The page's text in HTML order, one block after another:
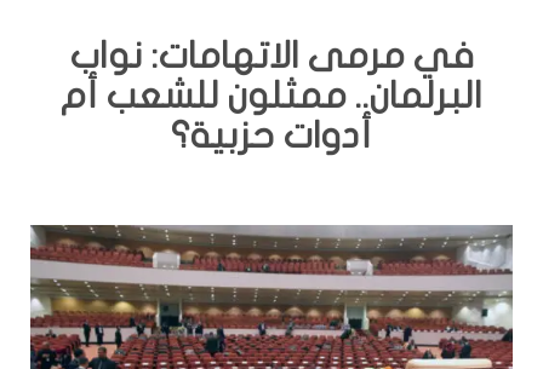
في مرمى الاتهامات: نواب
البرلمان.. ممثلون للشعب أم
أدوات حزبية؟